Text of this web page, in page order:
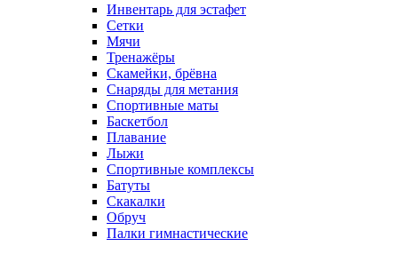
Инвентарь для эстафет
Сетки
Мячи
Тренажёры
Скамейки, брёвна
Снаряды для метания
Спортивные маты
Баскетбол
Плавание
Лыжи
Спортивные комплексы
Батуты
Скакалки
Обруч
Палки гимнастические